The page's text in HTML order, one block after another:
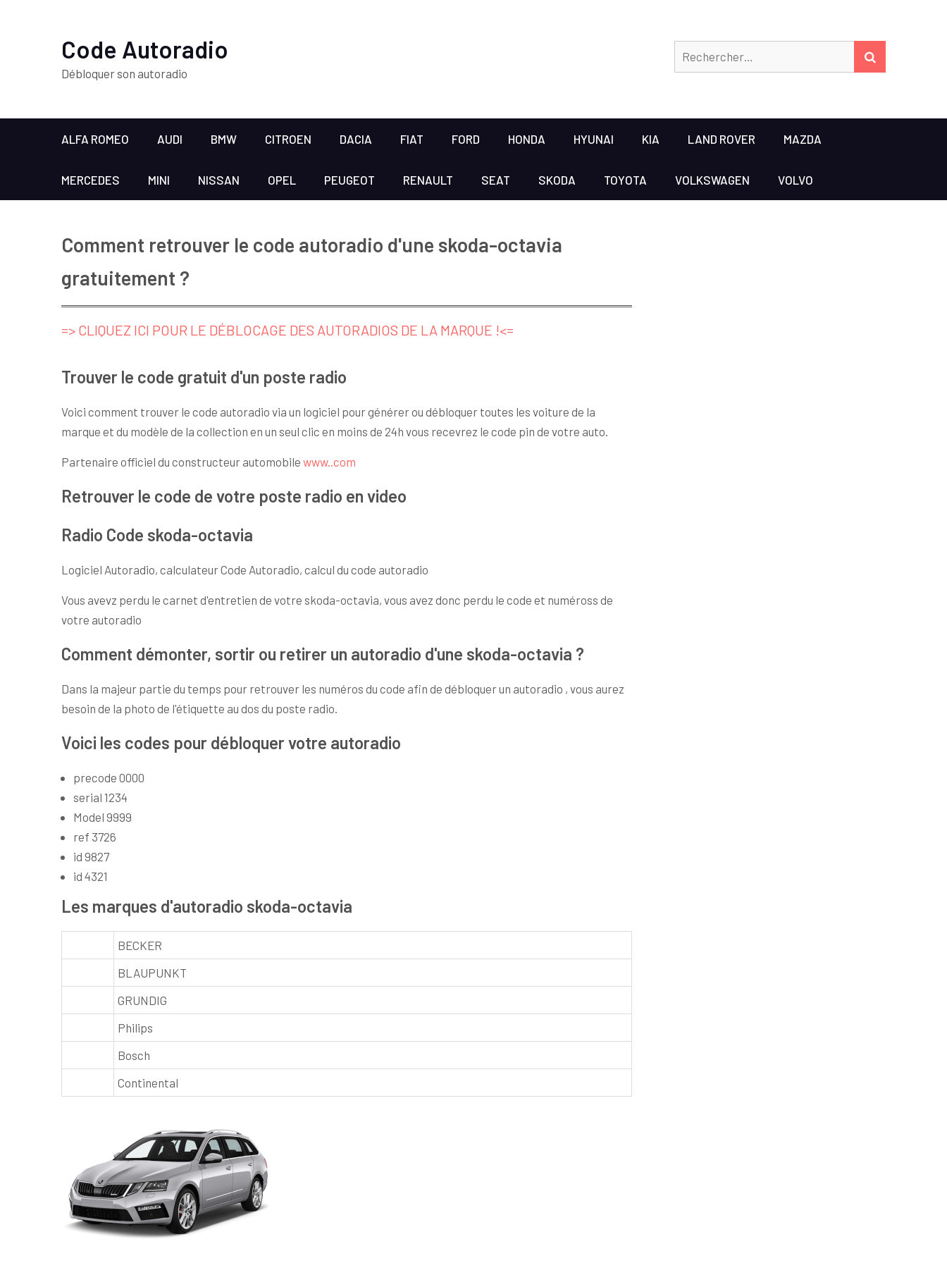
Code Autoradio
Débloquer son autoradio
ALFA ROMEO AUDI BMW CITROEN DACIA FIAT FORD HONDA HYUNAI KIA LAND ROVER MAZDA
MERCEDES MINI NISSAN OPEL PEUGEOT RENAULT SEAT SKODA TOYOTA VOLKSWAGEN VOLVO
Comment retrouver le code autoradio d'une skoda-octavia
gratuitement ?
=> CLIQUEZ ICI POUR LE DÉBLOCAGE DES AUTORADIOS DE LA MARQUE !<=
Trouver le code gratuit d'un poste radio
Voici comment trouver le code autoradio via un logiciel pour générer ou débloquer toutes les voiture de la
marque et du modèle de la collection en un seul clic en moins de 24h vous recevrez le code pin de votre auto.
Partenaire officiel du constructeur automobile www..com
Retrouver le code de votre poste radio en video
Radio Code skoda-octavia
Logiciel Autoradio, calculateur Code Autoradio, calcul du code autoradio
Vous avevz perdu le carnet d'entretien de votre skoda-octavia, vous avez donc perdu le code et numéross de
votre autoradio
Comment démonter, sortir ou retirer un autoradio d'une skoda-octavia ?
Dans la majeur partie du temps pour retrouver les numéros du code afin de débloquer un autoradio , vous aurez
besoin de la photo de l'étiquette au dos du poste radio.
Voici les codes pour débloquer votre autoradio
precode 0000
serial 1234
Model 9999
ref 3726
id 9827
id 4321
Les marques d'autoradio skoda-octavia
BECKER
BLAUPUNKT
GRUNDIG
Philips
Bosch
Continental